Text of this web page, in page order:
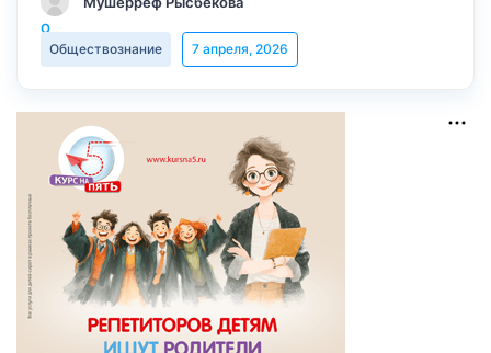
Обществознание 7 апреля, 2026